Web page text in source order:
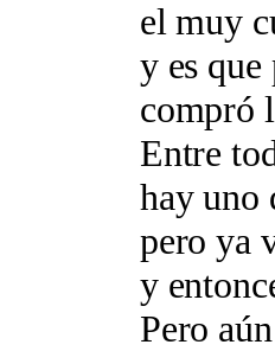
cuco
por
las
todos
que
veréis,
le
así no